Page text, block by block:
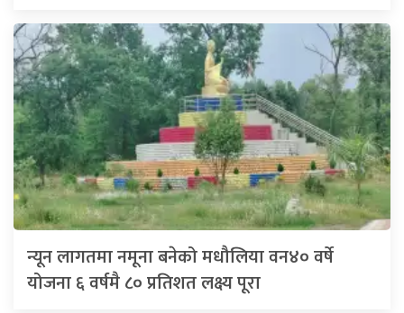
न्यून लागतमा नमूना बनेको मधौलिया वन४० वर्षे
योजना ६ वर्षमै ८० प्रतिशत लक्ष्य पूरा